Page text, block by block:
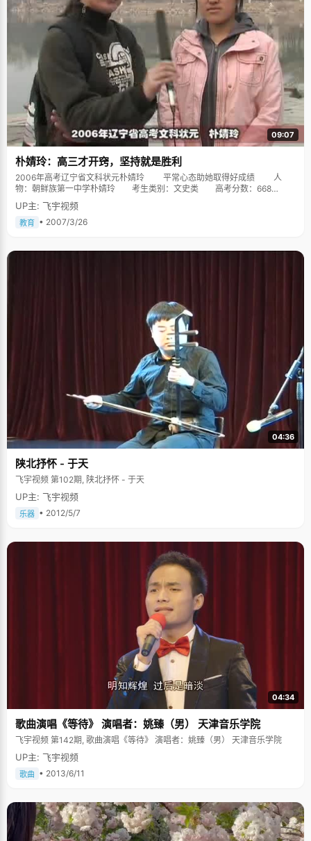
09:07
朴婧玲：高三才开窍，坚持就是胜利
2006年高考辽宁省文科状元朴婧玲 平常心态助她取得好成绩 人
物：朝鲜族第一中学朴婧玲 考生类别：文史类 高考分数：668
分 “这比我估计的高考分数要高。” 26日，记者在朝一中见到朴婧玲
时，2006年高考考取了668分的她有着这样的感慨。总结自己的学习经验，
婧玲认为勤奋地努力过，不会太注重自己考了多少分，这样平常的心态助她
自己考试过后的分数。在她看来，努力学习的过程最重要。也是因为持有这
奋学习朴婧玲的妈妈张丽华告诉记者，女儿小时候就很聪明，学知识很快。
但是，聪明只是女儿取得好成绩的原因之一，还有最重要的一点就是婧玲特
别勤奋。“高三那年，我基本上没看过电视。”婧玲的话音刚落，张女士表示
女儿很要强，每天晚上都很认真地学习，自我约束能力也很强，主动学习很
让家长们放心。运动是最好的放松方式“高三临近高考时，我每天晚上都出去
慢跑。”提到如何缓解紧张情绪、放松身体时，婧玲认为运动是一个好方式。
婧玲高三时张女士每天晚上10点钟左右，都会陪婧玲在楼下慢跑。“身体好，
才能保证学习。而且慢跑之后，身体特别轻松，通过运动吸氧后，记忆力也
增强了不少。回家后，背东西特别牢固。”婧玲向其他同学推荐这种放松方
式。家长：注重孩子心理健康朴婧玲的父亲朴尚昊认为，高考只是必经的一
条道路而已，对孩子能考取多少分并不很在意。“说心里话，我更重视孩子心
理是否能健康成长，孩子是否具有社会责任感。”朴尚昊这样对记者说。面对
高分，父亲朴尚昊高兴过后变得平静。“其实，高考成绩只是孩子12年学习的
一个总结。孩子成绩不错，只能说明女儿给12年的学习做了一个完美的总
UP主: 飞宇视频
教育 • 2007/3/26
04:36
陕北抒怀 - 于天
飞宇视频 第102期, 陕北抒怀 - 于天
UP主: 飞宇视频
乐器 • 2012/5/7
04:34
歌曲演唱《等待》 演唱者：姚臻（男） 天津音乐学院
飞宇视频 第142期, 歌曲演唱《等待》 演唱者：姚臻（男） 天津音乐学院
UP主: 飞宇视频
歌曲 • 2013/6/11